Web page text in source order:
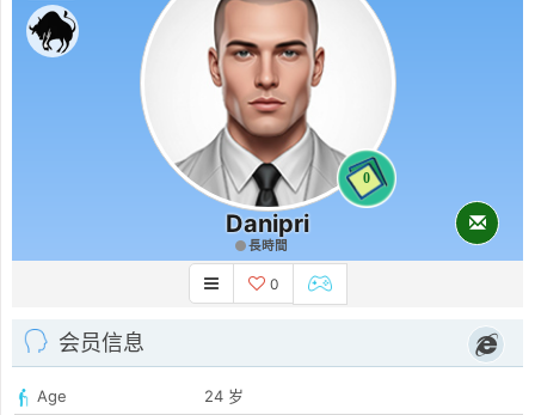
0
Danipri
長時間
0
会员信息
Age
24 岁